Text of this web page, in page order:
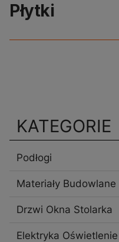
Płytki
KATEGORIE
Podłogi
Materiały Budowlane
Drzwi Okna Stolarka
Elektryka Oświetlenie